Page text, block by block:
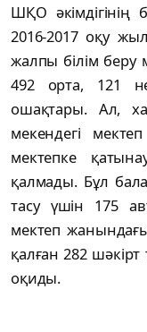
ШҚО әкімдігінің
2016-2017 оқу
жалпы білім беру
492 орта, 121
ошақтары. Ал,
мекендегі
мектепке
қалмады. Бұл
тасу үшін 175
мектеп
қалған 282
оқиды.